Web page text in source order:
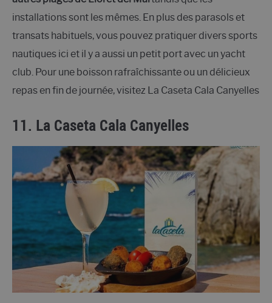
installations sont les mêmes. En plus des parasols et
transats habituels, vous pouvez pratiquer divers sports
nautiques ici et il y a aussi un petit port avec un yacht
club. Pour une boisson rafraîchissante ou un délicieux
repas en fin de journée, visitez La Caseta Cala Canyelles
11. La Caseta Cala Canyelles